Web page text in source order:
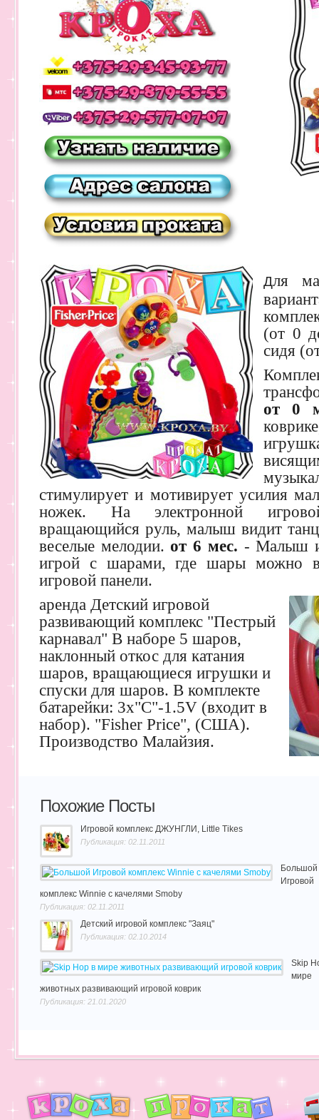
Для
(от 0
сидя
от 0
стимулирует и мотивирует усилия
ножек. На электронной
вращающийся руль, малыш видит
веселые мелодии.от 6 мес. - Малыш
игрой с шарами, где шары можно
игровой панели.
аренда Детский игровой
развивающий комплекс "Пестрый
карнавал" В наборе 5 шаров,
наклонный откос для катания
шаров, вращающиеся игрушки и
спуски для шаров. В комплекте
батарейки: 3х"С"-1.5V (входит в
набор). "Fisher Price", (США).
Производство Малайзия.
Похожие Посты
Игровой комплекс ДЖУНГЛИ, Little Tikes
Публикация: 02.11.2011
Большой
Игровой
комплекс Winnie с качелями Smoby
Публикация: 02.11.2011
Детский игровой комплекс "Заяц"
Публикация: 02.10.2014
Skip
мире
животных развивающий игровой коврик
Публикация: 21.01.2020